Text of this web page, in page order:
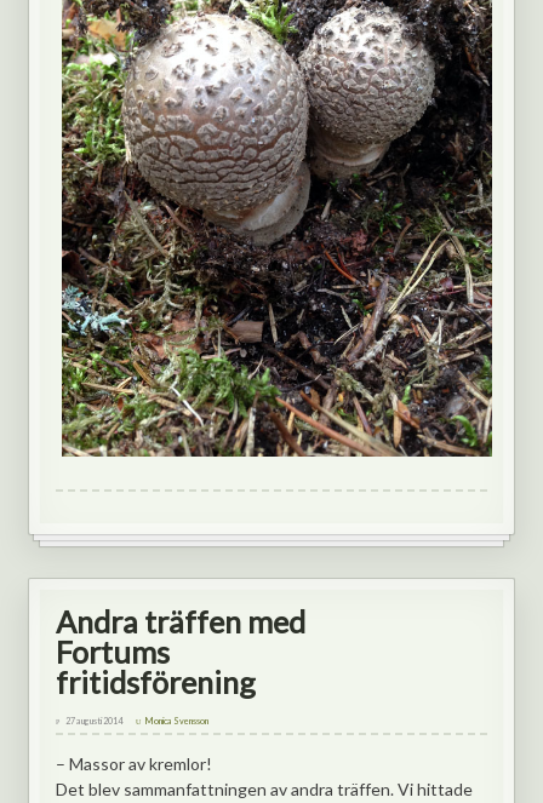
Andra träffen med
Fortums
fritidsförening
27 augusti 2014 Monica Svensson
– Massor av kremlor!
Det blev sammanfattningen av andra träffen. Vi hittade